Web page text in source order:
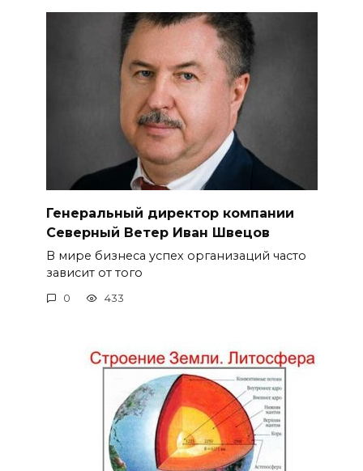
Генеральный директор компании
Северный Ветер Иван Швецов
В мире бизнеса успех организаций часто
зависит от того
0 433